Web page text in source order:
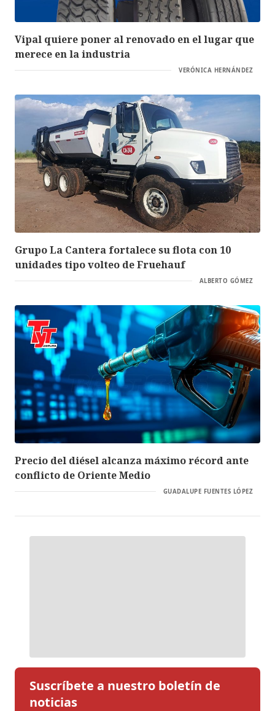
Vipal quiere poner al renovado en el lugar que
merece en la industria
VERÓNICA HERNÁNDEZ
Grupo La Cantera fortalece su flota con 10
unidades tipo volteo de Fruehauf
ALBERTO GÓMEZ
Precio del diésel alcanza máximo récord ante
conflicto de Oriente Medio
GUADALUPE FUENTES LÓPEZ
Suscríbete a nuestro boletín de
noticias